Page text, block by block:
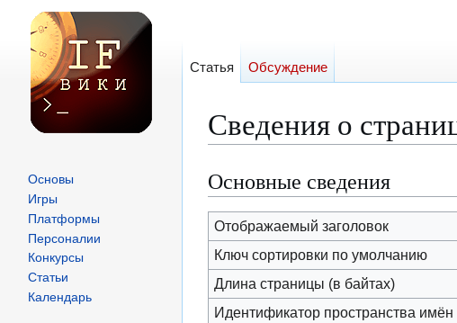
Сведения о
Перейти
к
навигации
Перейти
к
поиску
Основные сведения
Отображаемый заголовок
Ключ сортировки по умолчанию
Длина страницы (в байтах)
Идентификатор пространства имён
Статья Обсуждение
Основы
Игры
Платформы
Персоналии
Конкурсы
Статьи
Календарь